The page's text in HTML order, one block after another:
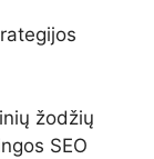
žodžių
SEO